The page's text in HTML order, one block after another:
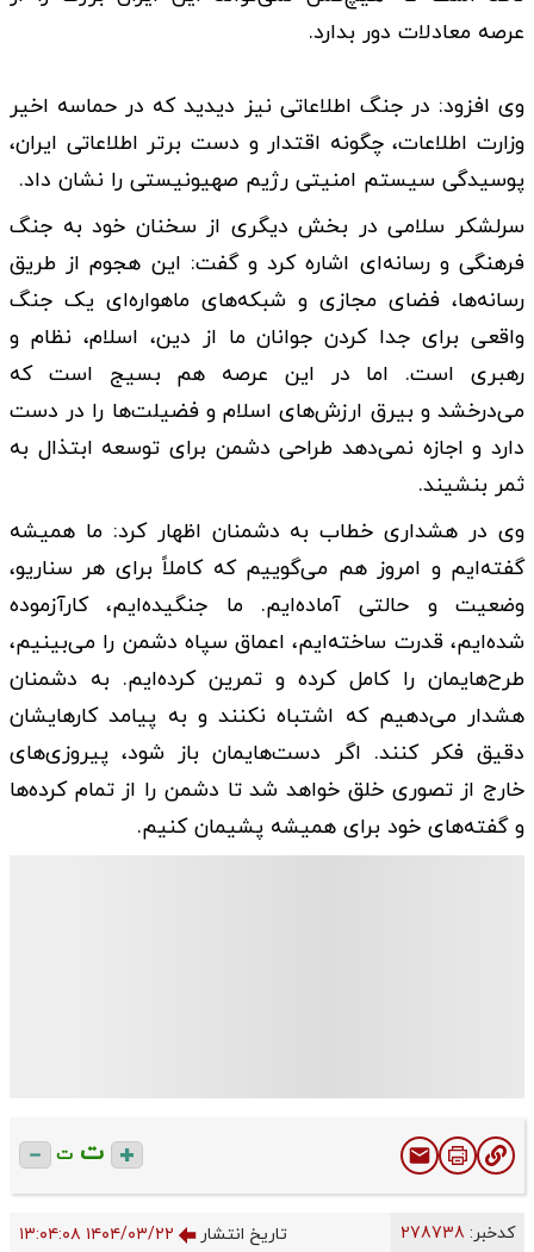
عرصه معادلات دور بدارد.
وی افزود: در جنگ اطلاعاتی نیز دیدید که در حماسه اخیر
وزارت اطلاعات، چگونه اقتدار و دست برتر اطلاعاتی ایران،
پوسیدگی سیستم امنیتی رژیم صهیونیستی را نشان داد.
سرلشکر سلامی در بخش دیگری از سخنان خود به جنگ
فرهنگی و رسانه‌ای اشاره کرد و گفت: این هجوم از طریق
رسانه‌ها، فضای مجازی و شبکه‌های ماهواره‌ای یک جنگ
واقعی برای جدا کردن جوانان ما از دین، اسلام، نظام و
رهبری است. اما در این عرصه هم بسیج است که
می‌درخشد و بیرق ارزش‌های اسلام و فضیلت‌ها را در دست
دارد و اجازه نمی‌دهد طراحی دشمن برای توسعه ابتذال به
ثمر بنشیند.
وی در هشداری خطاب به دشمنان اظهار کرد: ما همیشه
گفته‌ایم و امروز هم می‌گوییم که کاملاً برای هر سناریو،
وضعیت و حالتی آماده‌ایم. ما جنگیده‌ایم، کارآزموده
شده‌ایم، قدرت ساخته‌ایم، اعماق سپاه دشمن را می‌بینیم،
طرح‌هایمان را کامل کرده و تمرین کرده‌ایم. به دشمنان
هشدار می‌دهیم که اشتباه نکنند و به پیامد کارهایشان
دقیق فکر کنند. اگر دست‌هایمان باز شود، پیروزی‌های
خارج از تصوری خلق خواهد شد تا دشمن را از تمام کرده‌ها
و گفته‌های خود برای همیشه پشیمان کنیم.
ت ت
کدخبر: تاریخ انتشار ۱۴۰۴/۰۳/۲۲ ۱۳:۰۴:۰۸